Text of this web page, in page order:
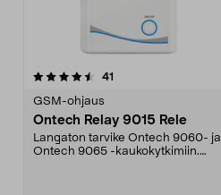
41
GSM-ohjaus
Ontech Relay 9015 Rele
Langaton tarvike Ontech 9060- ja
Ontech 9065 -kaukokytkimiin.
4.5viidestä